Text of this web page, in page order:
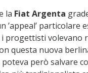
la Fiat Argenta
’appeal’ particolare
progettisti volevano
questa nuova
però salvare